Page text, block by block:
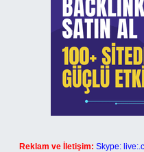
Reklam ve İletişim: Skype: